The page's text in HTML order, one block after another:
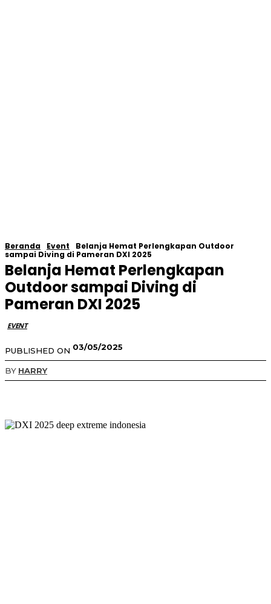
Beranda Event
Belanja Hemat Perlengkapan Outdoor
sampai Diving di Pameran DXI 2025
Belanja Hemat Perlengkapan
Outdoor sampai Diving di
Pameran DXI 2025
EVENT
PUBLISHED ON 03/05/2025
BY HARRY